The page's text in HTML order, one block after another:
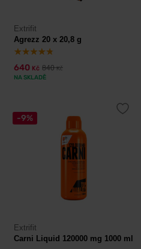
Extrifit
Agrezz 20 x 20,8 g
640 Kč 840Kč
NA SKLADĚ
-9%
Extrifit
Carni Liquid 120000 mg 1000 ml